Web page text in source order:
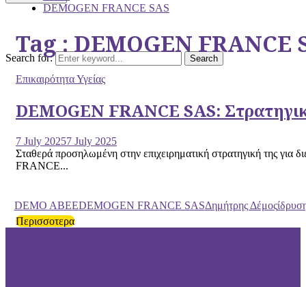
Search for: Search
DEMOGEN FRANCE SAS
Tag : DEMOGEN FRANCE
Επικαιρότητα Υγείας
DEMOGEN FRANCE SAS:
7 July 20257 July 2025
Σταθερά προσηλωμένη στην επιχειρηματική στρατηγική της
FRANCE...
DEMO ABEEDEMOGEN FRANCE SASΔημήτρης Δέμος
Περισσοτερα